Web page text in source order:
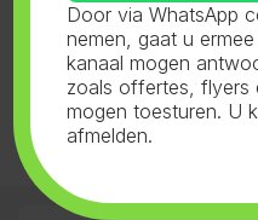
Toont alle
Door via WhatsApp
nemen, gaat u
kanaal mogen
zoals offertes, flyers
mogen toesturen. U
afmelden.